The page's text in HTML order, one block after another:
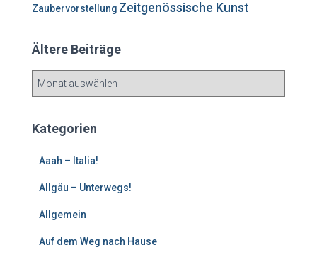
Zaubervorstellung Zeitgenössische Kunst
Ältere Beiträge
e
Kategorien
Aaah – Italia!
Allgäu – Unterwegs!
Allgemein
Auf dem Weg nach Hause